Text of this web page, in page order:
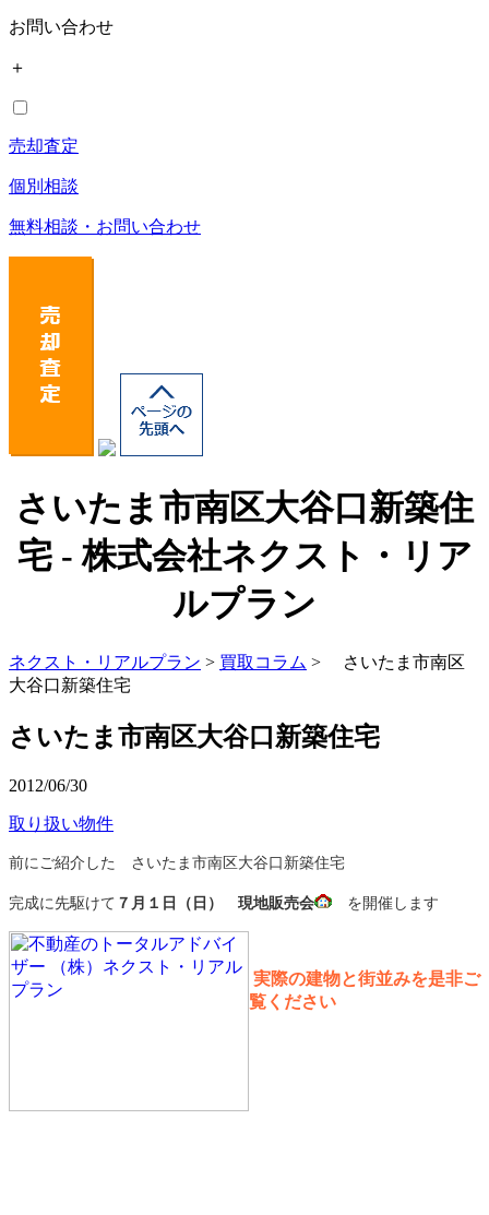
お問い合わせ
＋
売却査定
個別相談
無料相談・お問い合わせ
さいたま市南区大谷口新築住
宅 - 株式会社ネクスト・リア
ルプラン
ネクスト・リアルプラン > 買取コラム > さいたま市南区
大谷口新築住宅
さいたま市南区大谷口新築住宅
2012/06/30
取り扱い物件
前にご紹介した さいたま市南区大谷口新築住宅
完成に先駆けて ７月１日（日） 現地販売会 を開催します
実際の建物と街並みを是非ご
覧ください